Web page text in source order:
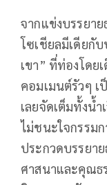
จากแข่งบรรยา
โซเชียลมีเดียกั
เขา” ที่ท่องโด
คอมเมนต์รัวๆ
เลยจัดเต็มทั้งน้
ไม่ชนะใจกรรม
ประกวดบรรยา
ศาสนาและคุณธ